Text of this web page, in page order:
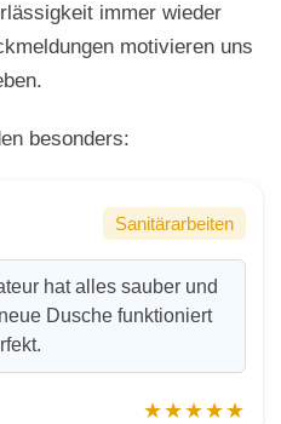
immer wieder
motivieren uns
besonders:
Sanitärarbeiten
hat alles sauber und
Dusche funktioniert
★★★★★